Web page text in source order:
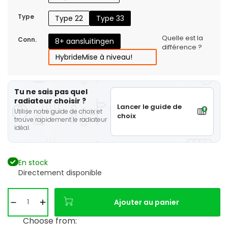
Type Type 22 Type 33
Conn.
8+ aansluitingen
HybrideMise à niveau!
Quelle est la
différence ?
Tu ne sais pas quel
radiateur choisir ?
Utilise notre guide de choix et
trouve rapidement le radiateur
idéal.
Lancer le guide de
choix
En stock
Directement disponible
Ajouter au panier
Choose from: